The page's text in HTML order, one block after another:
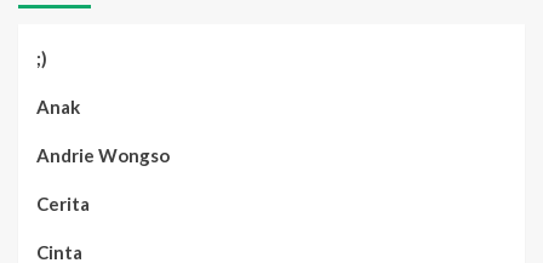
;)
Anak
Andrie Wongso
Cerita
Cinta